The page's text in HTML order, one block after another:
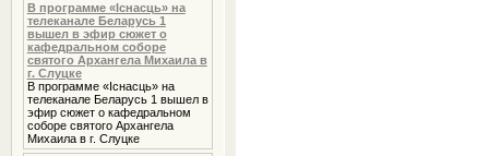
В программе «Iснасць» на
телеканале Беларусь 1
вышел в эфир сюжет о
кафедральном соборе
святого Архангела Михаила в
г. Слуцке
В программе «Iснасць» на
телеканале Беларусь 1 вышел в
эфир сюжет о кафедральном
соборе святого Архангела
Михаила в г. Слуцке